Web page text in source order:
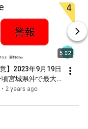
5:02
意】2023年9月19日
宮城県沖で最大震
測する最大震度4を
タイムシフト】
• 2 years ago